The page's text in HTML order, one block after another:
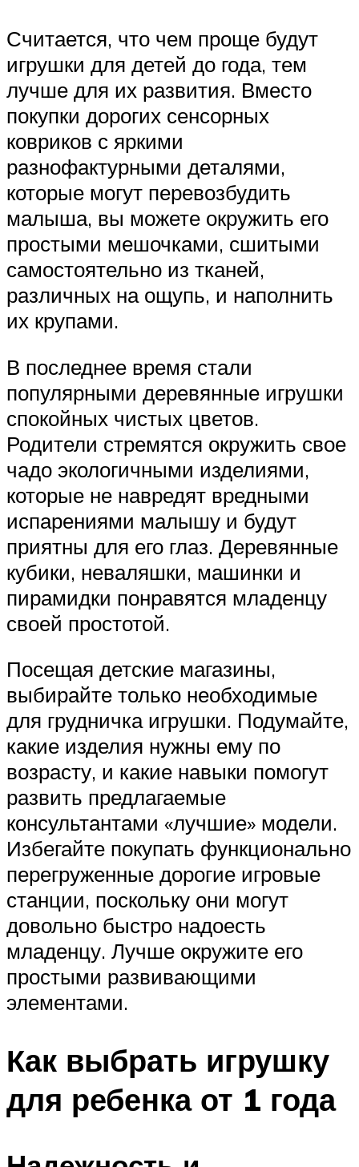
Считается, что чем проще будут
игрушки для детей до года, тем
лучше для их развития. Вместо
покупки дорогих сенсорных
ковриков с яркими
разнофактурными деталями,
которые могут перевозбудить
малыша, вы можете окружить его
простыми мешочками, сшитыми
самостоятельно из тканей,
различных на ощупь, и наполнить
их крупами.
В последнее время стали
популярными деревянные игрушки
спокойных чистых цветов.
Родители стремятся окружить свое
чадо экологичными изделиями,
которые не навредят вредными
испарениями малышу и будут
приятны для его глаз. Деревянные
кубики, неваляшки, машинки и
пирамидки понравятся младенцу
своей простотой.
Посещая детские магазины,
выбирайте только необходимые
для грудничка игрушки. Подумайте,
какие изделия нужны ему по
возрасту, и какие навыки помогут
развить предлагаемые
консультантами «лучшие» модели.
Избегайте покупать функционально
перегруженные дорогие игровые
станции, поскольку они могут
довольно быстро надоесть
младенцу. Лучше окружите его
простыми развивающими
элементами.
Как выбрать игрушку
для ребенка от 1 года